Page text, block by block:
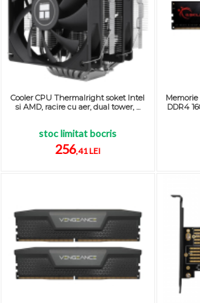
Cooler CPU Thermalright soket Intel
si AMD, racire cu aer, dual tower, ...
stoc limitat bocris
256,41 LEI
DDR4